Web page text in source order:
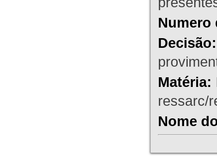
Numero
Decisão:
Matéria:
ressarc/
Nome